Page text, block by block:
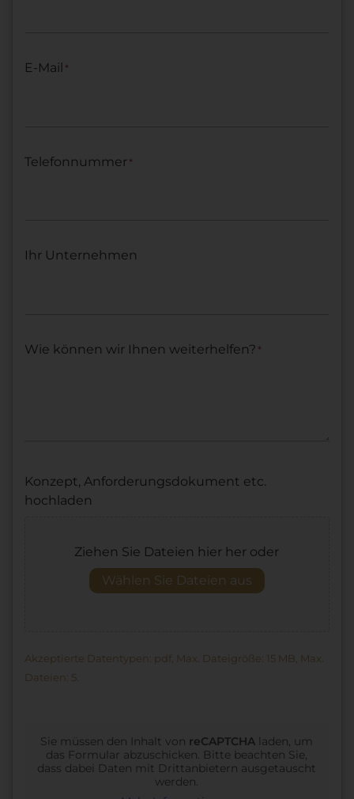
E-Mail *
Telefonnummer *
Ihr Unternehmen
Wie können wir Ihnen weiterhelfen? *
Konzept, Anforderungsdokument etc.
hochladen
Ziehen Sie Dateien hier her oder
Wählen Sie Dateien aus
Akzeptierte Datentypen: pdf, Max. Dateigröße: 15 MB, Max.
Dateien: 5.
Sie müssen den Inhalt von reCAPTCHA laden, um
das Formular abzuschicken. Bitte beachten Sie,
dass dabei Daten mit Drittanbietern ausgetauscht
werden.